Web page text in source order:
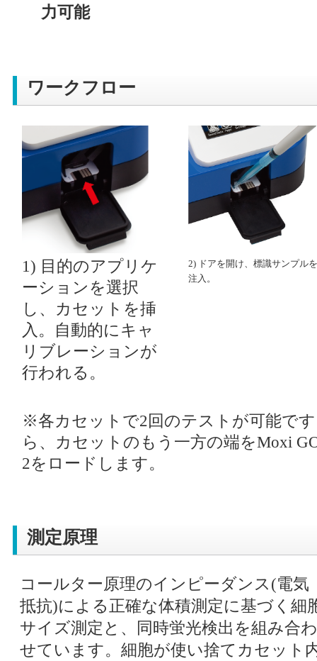
力可能
ワークフロー
1) 目的のアプリケ
ーションを選択
し、カセットを挿
入。自動的にキャ
リブレーションが
行われる。
2) ドアを開け、標識サンプルを
注入。
※各カセットで2回のテストが可能で
ら、カセットのもう一方の端をMoxi
2をロードします。
測定原理
コールター原理のインピーダンス(電気
抵抗)による正確な体積測定に基づく細
サイズ測定と、同時蛍光検出を組み合わ
せています。細胞が使い捨てカセット